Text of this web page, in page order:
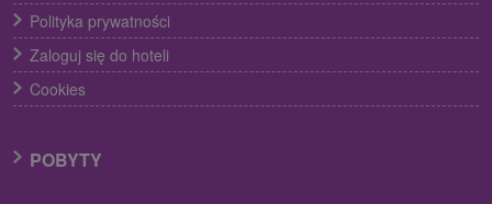
Polityka prywatności
Zaloguj się do hoteli
Cookies
POBYTY